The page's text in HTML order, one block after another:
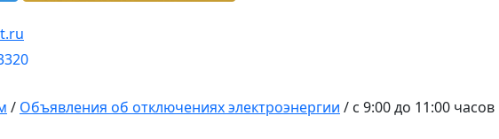
/ Объявления об отключениях электроэнергии / с 9:00 до 11:00